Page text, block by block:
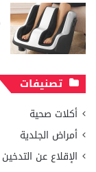
تصنيفات
أكلات صحية
أمراض الجلدية
الإقلاع عن التدخين